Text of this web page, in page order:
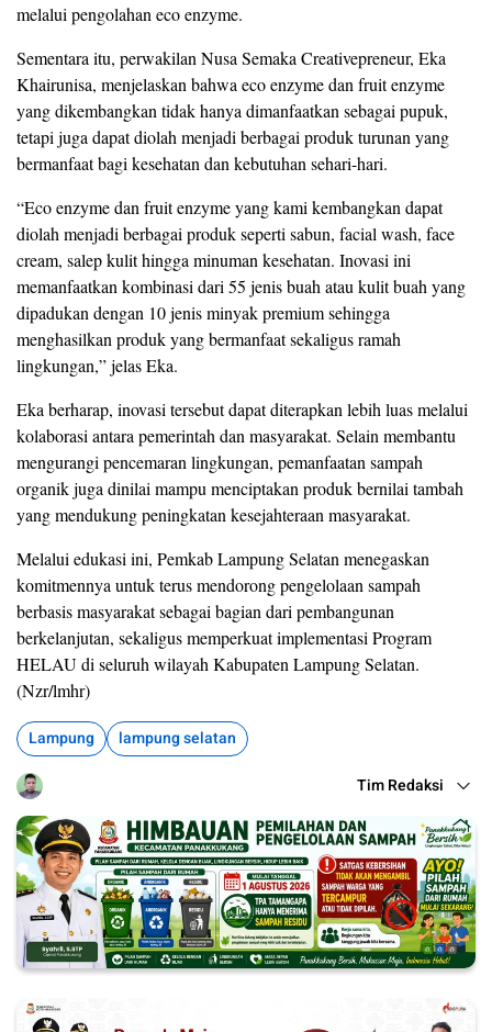
melalui pengolahan eco enzyme.
Sementara itu, perwakilan Nusa Semaka Creativepreneur, Eka
Khairunisa, menjelaskan bahwa eco enzyme dan fruit enzyme
yang dikembangkan tidak hanya dimanfaatkan sebagai pupuk,
tetapi juga dapat diolah menjadi berbagai produk turunan yang
bermanfaat bagi kesehatan dan kebutuhan sehari-hari.
“Eco enzyme dan fruit enzyme yang kami kembangkan dapat
diolah menjadi berbagai produk seperti sabun, facial wash, face
cream, salep kulit hingga minuman kesehatan. Inovasi ini
memanfaatkan kombinasi dari 55 jenis buah atau kulit buah yang
dipadukan dengan 10 jenis minyak premium sehingga
menghasilkan produk yang bermanfaat sekaligus ramah
lingkungan,” jelas Eka.
Eka berharap, inovasi tersebut dapat diterapkan lebih luas melalui
kolaborasi antara pemerintah dan masyarakat. Selain membantu
mengurangi pencemaran lingkungan, pemanfaatan sampah
organik juga dinilai mampu menciptakan produk bernilai tambah
yang mendukung peningkatan kesejahteraan masyarakat.
Melalui edukasi ini, Pemkab Lampung Selatan menegaskan
komitmennya untuk terus mendorong pengelolaan sampah
berbasis masyarakat sebagai bagian dari pembangunan
berkelanjutan, sekaligus memperkuat implementasi Program
HELAU di seluruh wilayah Kabupaten Lampung Selatan.
(Nzr/lmhr)
Lampung lampung selatan
Tim Redaksi